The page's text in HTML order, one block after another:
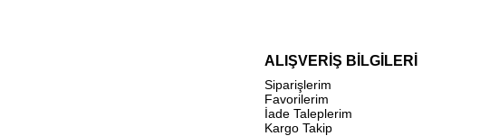
ALIŞVERİŞ BİLGİLERİ
Siparişlerim
Favorilerim
İade Taleplerim
Kargo Takip